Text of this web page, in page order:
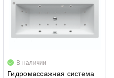
В наличии
Гидромассажная система